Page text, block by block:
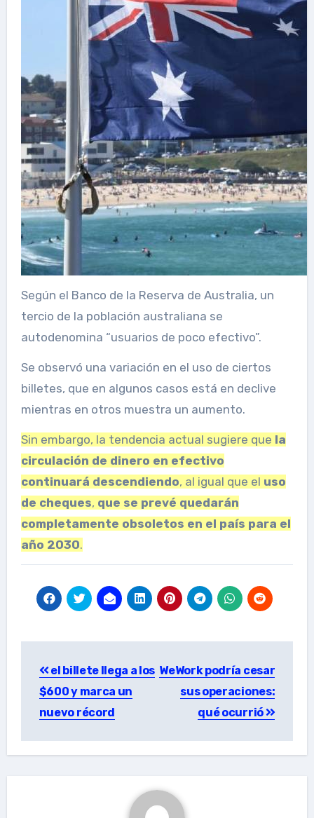
Según el Banco de la Reserva de Australia, un
tercio de la población australiana se
autodenomina “usuarios de poco efectivo”.
Se observó una variación en el uso de ciertos
billetes, que en algunos casos está en declive
mientras en otros muestra un aumento.
Sin embargo, la tendencia actual sugiere que la
circulación de dinero en efectivo
continuará descendiendo, al igual que el uso
de cheques, que se prevé quedarán
completamente obsoletos en el país para el
año 2030.
navigation
el billete llega a los
$600 y marca un
nuevo récord
WeWork podría cesar
sus operaciones:
qué ocurrió